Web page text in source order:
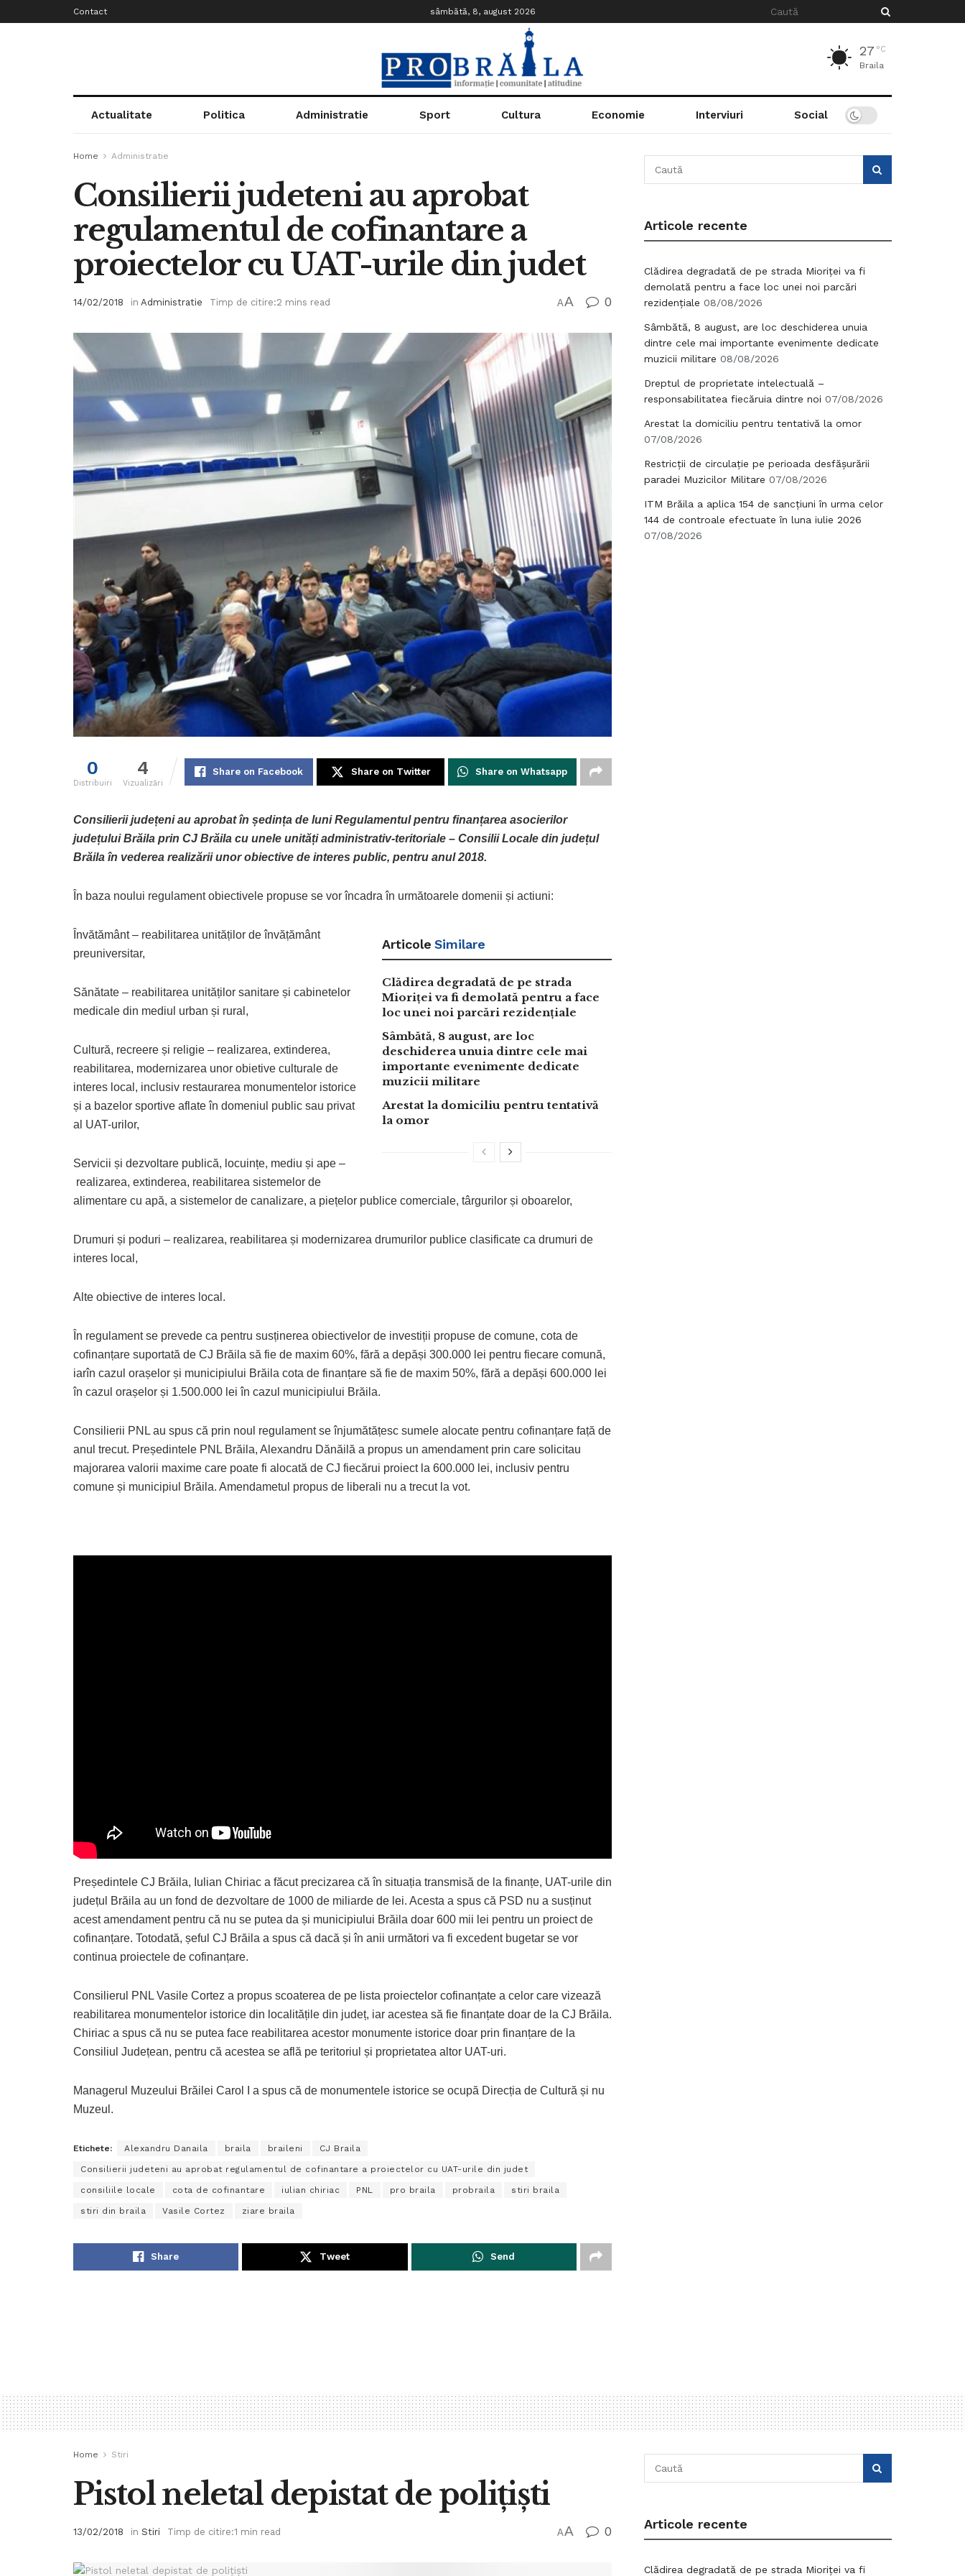
Contact sâmbătă, 8, august 2026
27 °C
Braila
Actualitate Politica Administratie Sport Cultura Economie Interviuri Social
Home Administratie
Consilierii judeteni au aprobat
regulamentul de cofinantare a
proiectelor cu UAT-urile din judet
14/02/2018 in Administratie Timp de citire:2 mins read AA 0
0
Distribuiri
4
Vizualizări
Share on Facebook Share on Twitter Share on Whatsapp
Consilierii județeni au aprobat în ședința de luni Regulamentul pentru finanțarea asocierilor
județului Brăila prin CJ Brăila cu unele unități administrativ-teritoriale – Consilii Locale din județul
Brăila în vederea realizării unor obiective de interes public, pentru anul 2018.
În baza noului regulament obiectivele propuse se vor încadra în următoarele domenii și actiuni:
Articole Similare
Clădirea degradată de pe strada
Mioriței va fi demolată pentru a face
loc unei noi parcări rezidențiale
Sâmbătă, 8 august, are loc
deschiderea unuia dintre cele mai
importante evenimente dedicate
muzicii militare
Arestat la domiciliu pentru tentativă
la omor
Învătământ – reabilitarea unităților de învățământ
preuniversitar,
Sănătate – reabilitarea unităților sanitare și cabinetelor
medicale din mediul urban și rural,
Cultură, recreere și religie – realizarea, extinderea,
reabilitarea, modernizarea unor obietive culturale de
interes local, inclusiv restaurarea monumentelor istorice
și a bazelor sportive aflate în domeniul public sau privat
al UAT-urilor,
Servicii și dezvoltare publică, locuințe, mediu și ape –
realizarea, extinderea, reabilitarea sistemelor de
alimentare cu apă, a sistemelor de canalizare, a piețelor publice comerciale, târgurilor și oboarelor,
Drumuri și poduri – realizarea, reabilitarea și modernizarea drumurilor publice clasificate ca drumuri de
interes local,
Alte obiective de interes local.
În regulament se prevede ca pentru susținerea obiectivelor de investiții propuse de comune, cota de
cofinanțare suportată de CJ Brăila să fie de maxim 60%, fără a depăși 300.000 lei pentru fiecare comună,
iarîn cazul orașelor și municipiului Brăila cota de finanțare să fie de maxim 50%, fără a depăși 600.000 lei
în cazul orașelor și 1.500.000 lei în cazul municipiului Brăila.
Consilierii PNL au spus că prin noul regulament se înjumătățesc sumele alocate pentru cofinanțare față de
anul trecut. Președintele PNL Brăila, Alexandru Dănăilă a propus un amendament prin care solicitau
majorarea valorii maxime care poate fi alocată de CJ fiecărui proiect la 600.000 lei, inclusiv pentru
comune și municipiul Brăila. Amendametul propus de liberali nu a trecut la vot.
Președintele CJ Brăila, Iulian Chiriac a făcut precizarea că în situația transmisă de la finanțe, UAT-urile din
județul Brăila au un fond de dezvoltare de 1000 de miliarde de lei. Acesta a spus că PSD nu a susținut
acest amendament pentru că nu se putea da și municipiului Brăila doar 600 mii lei pentru un proiect de
cofinanțare. Totodată, șeful CJ Brăila a spus că dacă și în anii următori va fi excedent bugetar se vor
continua proiectele de cofinanțare.
Consilierul PNL Vasile Cortez a propus scoaterea de pe lista proiectelor cofinanțate a celor care vizează
reabilitarea monumentelor istorice din localitățile din județ, iar acestea să fie finanțate doar de la CJ Brăila.
Chiriac a spus că nu se putea face reabilitarea acestor monumente istorice doar prin finanțare de la
Consiliul Județean, pentru că acestea se află pe teritoriul și proprietatea altor UAT-uri.
Managerul Muzeului Brăilei Carol I a spus că de monumentele istorice se ocupă Direcția de Cultură și nu
Muzeul.
Etichete: Alexandru Danaila braila braileni CJ Braila
Consilierii judeteni au aprobat regulamentul de cofinantare a proiectelor cu UAT-urile din judet
consiliile locale cota de cofinantare iulian chiriac PNL pro braila probraila stiri braila
stiri din braila Vasile Cortez ziare braila
Share Tweet Send
Articole recente
Clădirea degradată de pe strada Mioriței va fi
demolată pentru a face loc unei noi parcări
rezidențiale 08/08/2026
Sâmbătă, 8 august, are loc deschiderea unuia
dintre cele mai importante evenimente dedicate
muzicii militare 08/08/2026
Dreptul de proprietate intelectuală –
responsabilitatea fiecăruia dintre noi 07/08/2026
Arestat la domiciliu pentru tentativă la omor
07/08/2026
Restricții de circulație pe perioada desfășurării
paradei Muzicilor Militare 07/08/2026
ITM Brăila a aplica 154 de sancțiuni în urma celor
144 de controale efectuate în luna iulie 2026
07/08/2026
Home Stiri
Pistol neletal depistat de poliţişti
13/02/2018 in Stiri Timp de citire:1 min read AA 0 Articole recente
Clădirea degradată de pe strada Mioriței va fi